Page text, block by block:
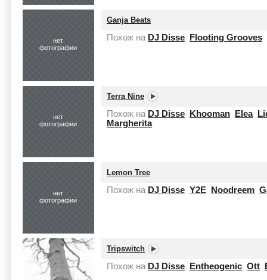
нет
фотографии
Ganja Beats
Похож на DJ Disse Flooting Grooves
нет
фотографии
Terra Nine
Похож на DJ Disse Khooman Elea
Margherita
нет
фотографии
Lemon Tree
Похож на DJ Disse Y2E Noodreem
Tripswitch
Похож на DJ Disse Entheogenic Ott